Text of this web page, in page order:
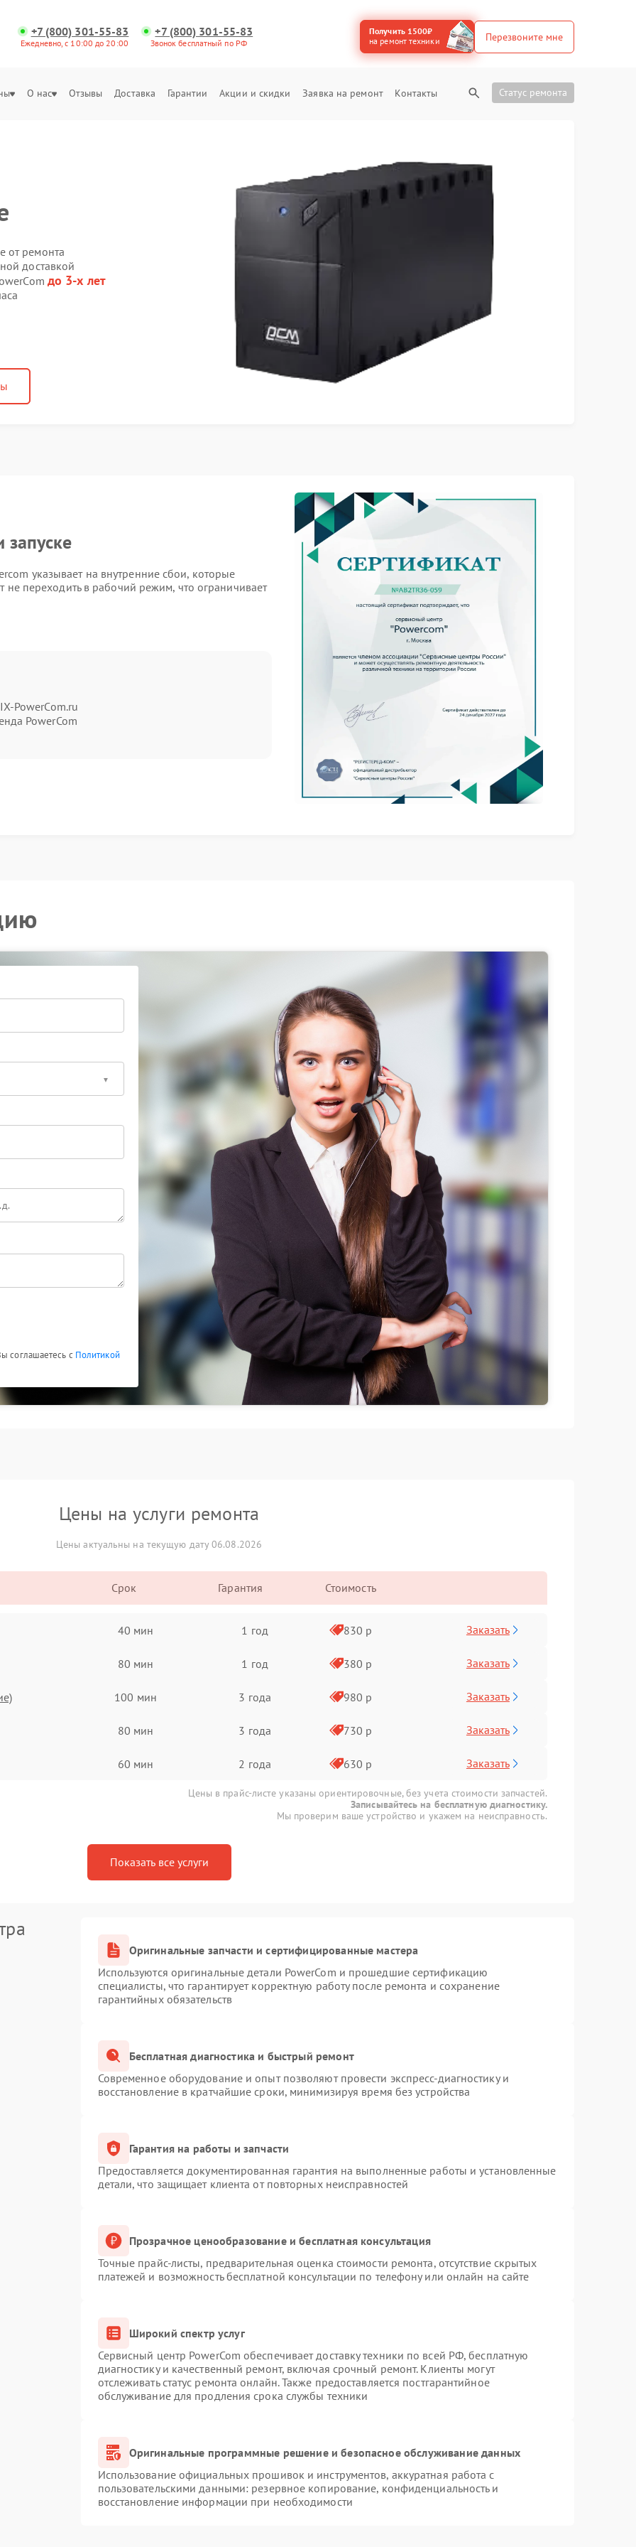
+7 (800) 301-55-83
Ежедневно, с 10:00 до 20:00
+7 (800) 301-55-83
Звонок бесплатный по РФ
Получить 1500₽
на ремонт техники
Перезвоните мне
О нас Отзывы Доставка Гарантии Акции и скидки Заявка на ремонт Контакты Статус ремонта
от ремонта
доставкой
до 3-х лет
указывает на внутренние сбои, которые
не переходить в рабочий режим, что ограничивает
режим
неисправность может затрагивать ключевые
стабильную работу устройства.
сохранить работоспособность оборудования. Не
PowerCom.ru
PowerCom
соглашаетесь с Политикой
Цены на услуги ремонта
Цены актуальны на текущую дату 06.08.2026
Срок Гарантия Стоимость
40 мин 1 год 830 р Заказать
80 мин 1 год 380 р Заказать
100 мин 3 года 980 р Заказать
80 мин 3 года 730 р Заказать
60 мин 2 года 630 р Заказать
Цены в прайс-листе указаны ориентировочные, без учета стоимости запчастей.
Записывайтесь на бесплатную диагностику.
Мы проверим ваше устройство и укажем на неисправность.
Показать все услуги
Оригинальные запчасти и сертифицированные мастера
Используются оригинальные детали PowerCom и прошедшие сертификацию
специалисты, что гарантирует корректную работу после ремонта и сохранение
гарантийных обязательств
Бесплатная диагностика и быстрый ремонт
Современное оборудование и опыт позволяют провести экспресс-диагностику и
восстановление в кратчайшие сроки, минимизируя время без устройства
Гарантия на работы и запчасти
Предоставляется документированная гарантия на выполненные работы и установленные
детали, что защищает клиента от повторных неисправностей
Прозрачное ценообразование и бесплатная консультация
Точные прайс-листы, предварительная оценка стоимости ремонта, отсутствие скрытых
платежей и возможность бесплатной консультации по телефону или онлайн на сайте
Широкий спектр услуг
Сервисный центр PowerCom обеспечивает доставку техники по всей РФ, бесплатную
диагностику и качественный ремонт, включая срочный ремонт. Клиенты могут
отслеживать статус ремонта онлайн. Также предоставляется постгарантийное
обслуживание для продления срока службы техники
Оригинальные программные решение и безопасное обслуживание данных
Использование официальных прошивок и инструментов, аккуратная работа с
пользовательскими данными: резервное копирование, конфиденциальность и
восстановление информации при необходимости